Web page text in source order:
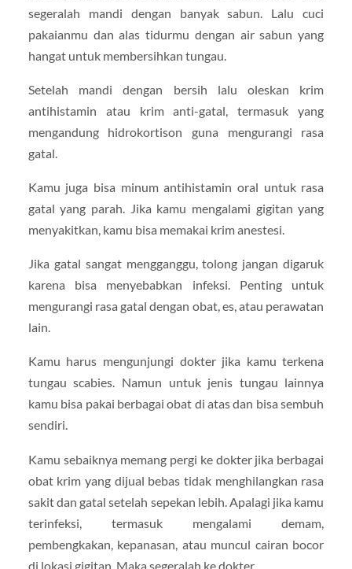
segeralah mandi dengan banyak sabun. Lalu cuci
pakaianmu dan alas tidurmu dengan air sabun yang
hangat untuk membersihkan tungau.
Setelah mandi dengan bersih lalu oleskan krim
antihistamin atau krim anti-gatal, termasuk yang
mengandung hidrokortison guna mengurangi rasa
gatal.
Kamu juga bisa minum antihistamin oral untuk rasa
gatal yang parah. Jika kamu mengalami gigitan yang
menyakitkan, kamu bisa memakai krim anestesi.
Jika gatal sangat mengganggu, tolong jangan digaruk
karena bisa menyebabkan infeksi. Penting untuk
mengurangi rasa gatal dengan obat, es, atau perawatan
lain.
Kamu harus mengunjungi dokter jika kamu terkena
tungau scabies. Namun untuk jenis tungau lainnya
kamu bisa pakai berbagai obat di atas dan bisa sembuh
sendiri.
Kamu sebaiknya memang pergi ke dokter jika berbagai
obat krim yang dijual bebas tidak menghilangkan rasa
sakit dan gatal setelah sepekan lebih. Apalagi jika kamu
terinfeksi, termasuk mengalami demam,
pembengkakan, kepanasan, atau muncul cairan bocor
di lokasi gigitan. Maka segeralah ke dokter.